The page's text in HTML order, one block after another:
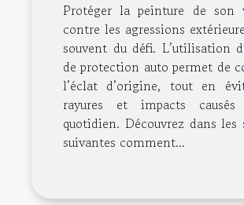
Protéger la peinture de son
contre les agressions
souvent du défi. L’utilisation
de protection auto permet de
l’éclat d’origine, tout en
rayures et impacts
quotidien. Découvrez dans les
suivantes comment...